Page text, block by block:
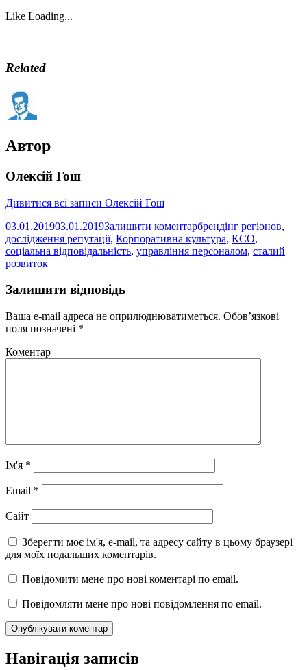
Like Loading...
Related
Автор
Олексій Гош
Дивитися всі записи Олексій Гош
03.01.201903.01.2019Залишити коментарбрендінг регіонов,
дослідження репутації, Корпоративна культура, КСО,
соціальна відповідальність, управління персоналом, сталий
розвиток
Залишити відповідь
Ваша e-mail адреса не оприлюднюватиметься. Обов’язкові
поля позначені *
Коментар
Ім'я *
Email *
Сайт
Зберегти моє ім'я, e-mail, та адресу сайту в цьому браузері
для моїх подальших коментарів.
Повідомити мене про нові коментарі по email.
Повідомляти мене про нові повідомлення по email.
Навігація записів